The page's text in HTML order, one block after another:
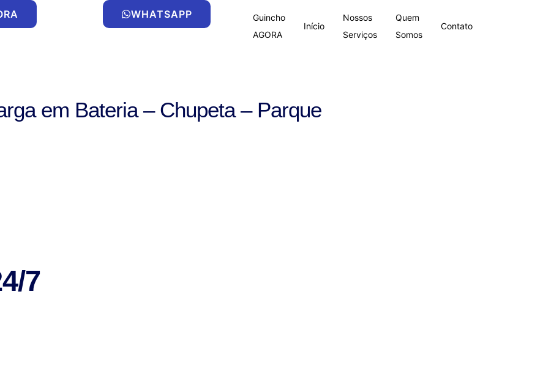
WHATSAPP
Guincho
AGORA
Início
Nossos
Serviços
Quem
Somos
Contato
em Bateria – Chupeta – Parque
7